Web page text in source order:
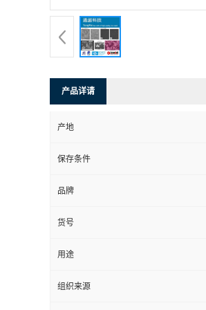
产品详请
产地
保存条件
品牌
货号
用途
组织来源